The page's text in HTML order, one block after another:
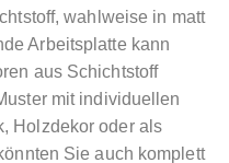
wahlweise in matt
Arbeitsplatte kann
aus Schichtstoff
mit individuellen
Holzdekor oder als
Sie auch komplett